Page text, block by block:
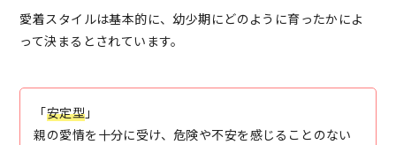
愛着スタイルは基本的に、幼少期にどのように育ったかによ
って決まるとされています。
「安定型 」
親の愛情を十分に受け、危険や不安を感じることのない